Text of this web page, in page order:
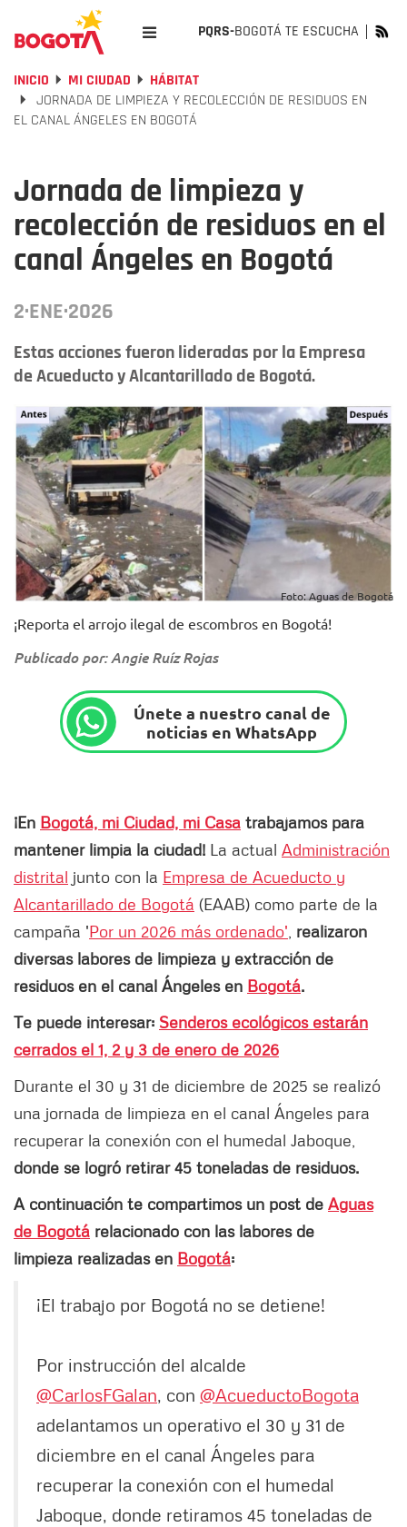
PQRS-BOGOTÁ TE ESCUCHA
INICIO MI CIUDAD
HÁBITAT
JORNADA DE LIMPIEZA Y RECOLECCIÓN DE RESIDUOS EN
EL CANAL ÁNGELES EN BOGOTÁ
Jornada de limpieza y
recolección de residuos en el
canal Ángeles en Bogotá
2·ENE·2026
Estas acciones fueron lideradas por la Empresa
de Acueducto y Alcantarillado de Bogotá.
Foto: Aguas de Bogotá
¡Reporta el arrojo ilegal de escombros en Bogotá!
Publicado por: Angie Ruíz Rojas
Únete a nuestro canal de
noticias en WhatsApp
¡En Bogotá, mi Ciudad, mi Casa trabajamos para
mantener limpia la ciudad! La actual Administración
distrital junto con la Empresa de Acueducto y
Alcantarillado de Bogotá (EAAB) como parte de la
campaña 'Por un 2026 más ordenado' realizaron
diversas labores de limpieza y extracción de
residuos en el canal Ángeles en Bogotá.
Te puede interesar: Senderos ecológicos estarán
cerrados el 1, 2 y 3 de enero de 2026
Durante el 30 y 31 de diciembre de 2025 se realizó
una jornada de limpieza en el canal Ángeles para
recuperar la conexión con el humedal Jaboque,
donde se logró retirar 45 toneladas de residuos.
A continuación te compartimos un post de Aguas
de Bogotá relacionado con las labores de
limpieza realizadas en Bogotá:
¡El trabajo por Bogotá no se detiene!
Por instrucción del alcalde
@CarlosFGalan, con @AcueductoBogota
adelantamos un operativo el 30 y 31 de
diciembre en el canal Ángeles para
recuperar la conexión con el humedal
Jaboque, donde retiramos 45 toneladas de